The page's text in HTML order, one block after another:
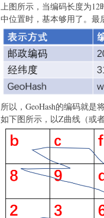
上图所示，当编码长度为12
中位置时，基本够用了。最
所以，GeoHash的编码就
如下图所示，以Z曲线（或